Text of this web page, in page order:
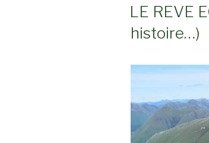
LE REVE
histoire…)